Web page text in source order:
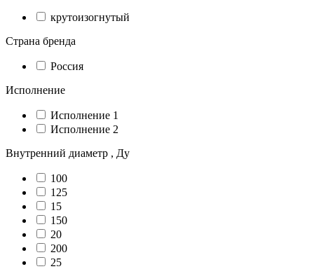
крутоизогнутый
Страна бренда
Россия
Исполнение
Исполнение 1
Исполнение 2
Внутренний диаметр , Ду
100
125
15
150
20
200
25